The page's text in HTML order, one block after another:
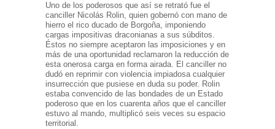
Uno de los poderosos que así se retrató fue el
canciller Nicolás Rolin, quien gobernó con mano de
hierro el rico ducado de Borgoña, imponiendo
cargas impositivas draconianas a sus súbditos.
Éstos no siempre aceptaron las imposiciones y en
más de una oportunidad reclamaron la reducción de
esta onerosa carga en forma airada. El canciller no
dudó en reprimir con violencia impiadosa cualquier
insurrección que pusiese en duda su poder. Rolin
estaba convencido de las bondades de un Estado
poderoso que en los cuarenta años que el canciller
estuvo al mando, multiplicó seis veces su espacio
territorial.